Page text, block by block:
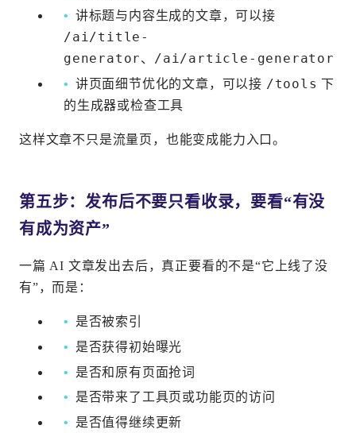
讲标题与内容生成的文章，可以接
/ai/title-
generator、 /ai/article-generator
讲页面细节优化的文章，可以接 /tools 下
的生成器或检查工具
这样文章不只是流量页，也能变成能力入口。
第五步：发布后不要只看收录，要看“有没
有成为资产”
一篇 AI 文章发出去后，真正要看的不是“它上线了没
有”，而是：
是否被索引
是否获得初始曝光
是否和原有页面抢词
是否带来了工具页或功能页的访问
是否值得继续更新